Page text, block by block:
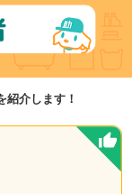
紹介します！